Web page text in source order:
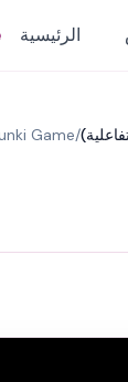
الرئيسية
Game/